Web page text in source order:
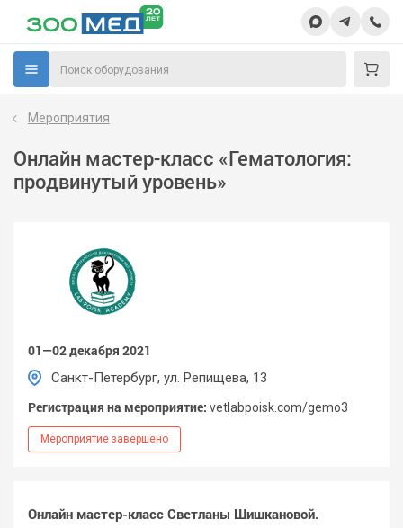
Мероприятия
Онлайн мастер-класс «Гематология:
продвинутый уровень»
01—02 декабря 2021
Санкт-Петербург, ул. Репищева, 13
Регистрация на мероприятие: vetlabpoisk.com/gemo3
Мероприятие завершено
Онлайн мастер-класс Светланы Шишкановой.